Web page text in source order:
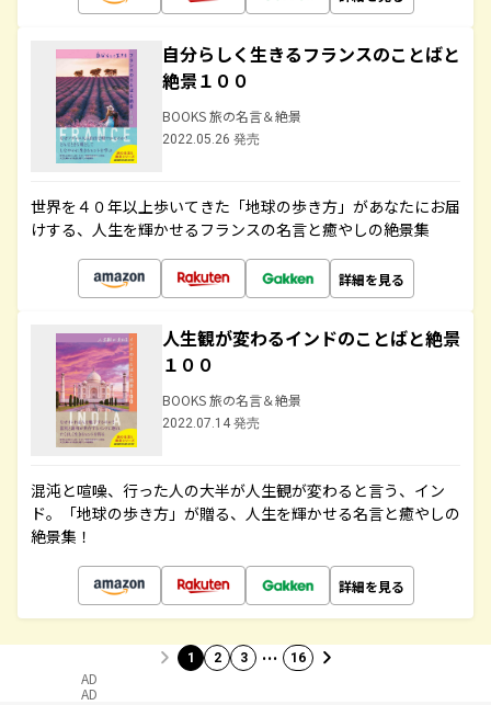
自分らしく生きるフランスのことばと
絶景１００
BOOKS 旅の名言＆絶景
2022.05.26 発売
世界を４０年以上歩いてきた「地球の歩き方」があなたにお届
けする、人生を輝かせるフランスの名言と癒やしの絶景集
詳細を見る
人生観が変わるインドのことばと絶景
１００
BOOKS 旅の名言＆絶景
2022.07.14 発売
混沌と喧噪、行った人の大半が人生観が変わると言う、イン
ド。「地球の歩き方」が贈る、人生を輝かせる名言と癒やしの
絶景集！
詳細を見る
1 2 3 … 16
AD
AD